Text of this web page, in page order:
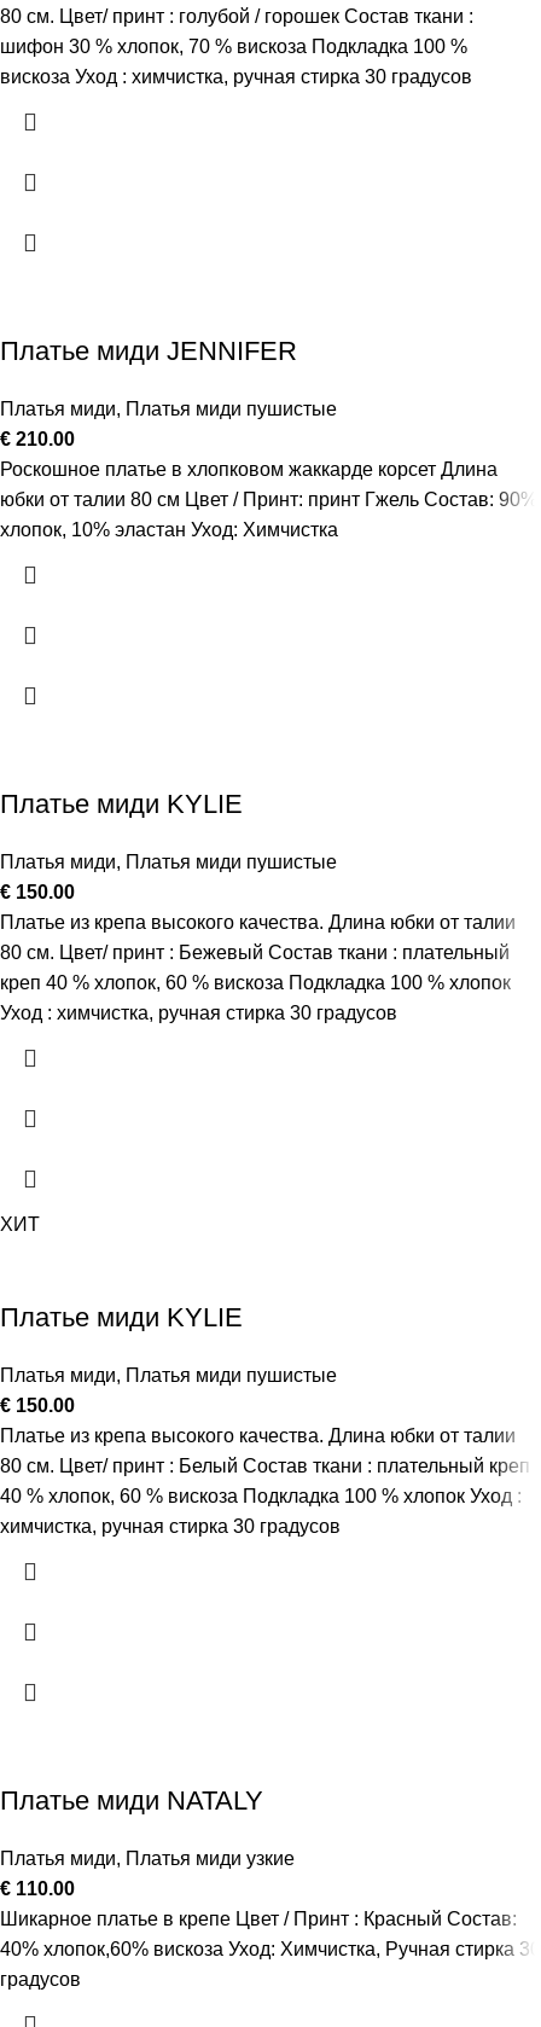
80 см. Цвет/ принт : голубой / горошек Состав ткани :
шифон 30 % хлопок, 70 % вискоза Подкладка 100 %
вискоза Уход : химчистка, ручная стирка 30 градусов
Платье миди JENNIFER
Платья миди, Платья миди пушистые
€ 210.00
Роскошное платье в хлопковом жаккарде корсет Длина
юбки от талии 80 см Цвет / Принт: принт Гжель Состав: 90%
хлопок, 10% эластан Уход: Химчистка
Платье миди KYLIE
Платья миди, Платья миди пушистые
€ 150.00
Платье из крепа высокого качества. Длина юбки от талии
80 см. Цвет/ принт : Бежевый Состав ткани : плательный
креп 40 % хлопок, 60 % вискоза Подкладка 100 % хлопок
Уход : химчистка, ручная стирка 30 градусов
ХИТ
Платье миди KYLIE
Платья миди, Платья миди пушистые
€ 150.00
Платье из крепа высокого качества. Длина юбки от талии
80 см. Цвет/ принт : Белый Состав ткани : плательный креп
40 % хлопок, 60 % вискоза Подкладка 100 % хлопок Уход :
химчистка, ручная стирка 30 градусов
Платье миди NATALY
Платья миди, Платья миди узкие
€ 110.00
Шикарное платье в крепе Цвет / Принт : Красный Состав:
40% хлопок,60% вискоза Уход: Химчистка, Ручная стирка 30
градусов